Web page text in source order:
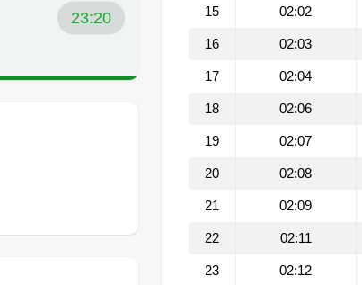
23:20 15 02:02
16 02:03
17 02:04
18 02:06
19 02:07
20 02:08
21 02:09
22 02:11
23 02:12